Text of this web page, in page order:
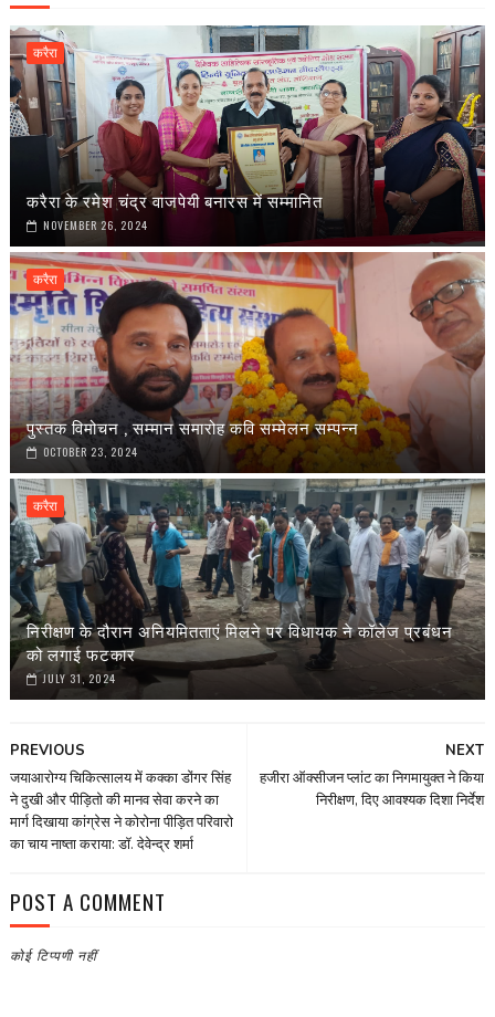
करैरा
करैरा के रमेश चंद्र वाजपेयी बनारस में सम्मानित
NOVEMBER 26, 2024
करैरा
पुस्तक विमोचन , सम्मान समारोह कवि सम्मेलन सम्पन्न
OCTOBER 23, 2024
करैरा
निरीक्षण के दौरान अनियमितताएं मिलने पर विधायक ने कॉलेज प्रबंधन
को लगाई फटकार
JULY 31, 2024
NEXT
हजीरा ऑक्सीजन प्लांट का निगमायुक्त ने किया
निरीक्षण, दिए आवश्यक दिशा निर्देश
PREVIOUS
जयाआरोग्य चिकित्सालय में कक्का डोंगर सिंह
ने दुखी और पीड़ितो की मानव सेवा करने का
मार्ग दिखाया कांग्रेस ने कोरोना पीड़ित परिवारो
का चाय नाष्ता कराया: डाॅ. देवेन्द्र शर्मा
POST A COMMENT
कोई टिप्पणी नहीं